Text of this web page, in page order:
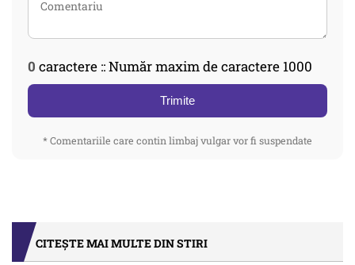
0 caractere :: Număr maxim de caractere 1000
Trimite
* Comentariile care contin limbaj vulgar vor fi suspendate
CITEȘTE MAI MULTE DIN STIRI